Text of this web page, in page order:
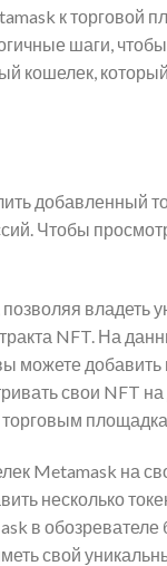
к торговой
шаги,
кошелек,
добавленный
Чтобы
NFT. На
можете
свои NFT на
Metamask на
несколько
в обозревателе
свой